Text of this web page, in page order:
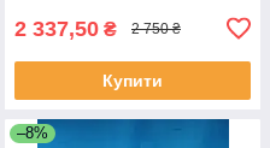
2 337,50 ₴ 2 750 ₴
Купити
–8%